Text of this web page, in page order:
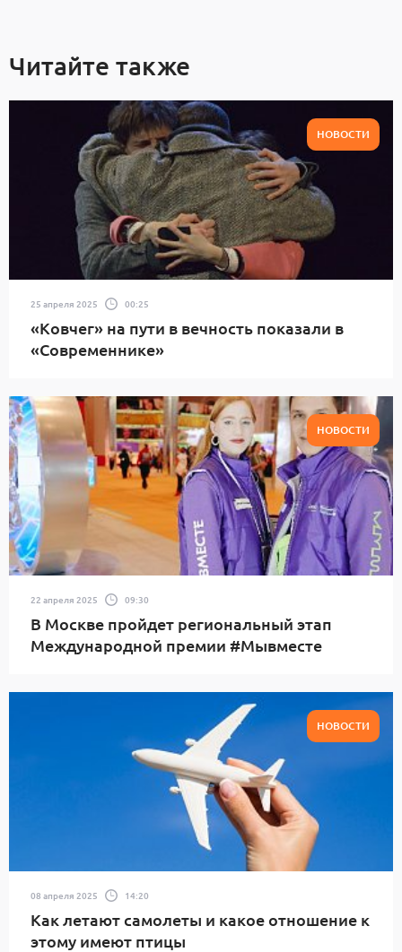
Читайте также
НОВОСТИ
25 апреля 2025 00:25
«Ковчег» на пути в вечность показали в
«Современнике»
НОВОСТИ
22 апреля 2025 09:30
В Москве пройдет региональный этап
Международной премии #Мывместе
НОВОСТИ
08 апреля 2025 14:20
Как летают самолеты и какое отношение к
этому имеют птицы